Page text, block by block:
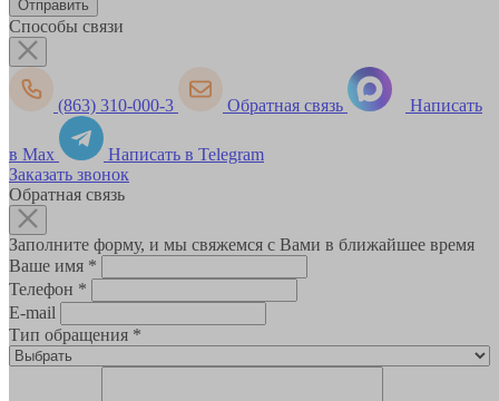
Способы связи
(863) 310-000-3 Обратная связь Написать
в Max
Написать в Telegram
Заказать звонок
Обратная связь
Заполните форму, и мы свяжемся с Вами в ближайшее время
Ваше имя *
Телефон *
E-mail
Тип обращения *